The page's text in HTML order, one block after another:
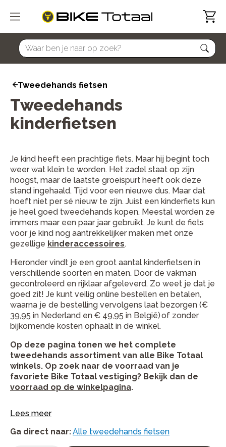
home
Tweedehands fietsen
Tweedehands
kinderfietsen
Je kind heeft een prachtige fiets. Maar hij begint toch
weer wat klein te worden. Het zadel staat op zijn
hoogst, maar de laatste groeispurt heeft ook deze
stand ingehaald. Tijd voor een nieuwe dus. Maar dat
hoeft niet per sé nieuw te zijn. Juist een kinderfiets kun
je heel goed tweedehands kopen. Meestal worden ze
immers maar een paar jaar gebruikt. Je kunt de fiets
voor je kind nog aantrekkelijker maken met onze
gezellige kinderaccessoires.
Hieronder vindt je een groot aantal kinderfietsen in
verschillende soorten en maten. Door de vakman
gecontroleerd en rijklaar afgeleverd. Zo weet je dat je
goed zit! Je kunt veilig online bestellen en betalen,
waarna je de bestelling vervolgens laat bezorgen (€
39,95 in Nederland en € 49,95 in België) of zonder
bijkomende kosten ophaalt in de winkel.
Op deze pagina tonen we het complete
tweedehands assortiment van alle Bike Totaal
winkels. Op zoek naar de voorraad van je
favoriete Bike Totaal vestiging? Bekijk dan de
voorraad op de winkelpagina.
Lees meer
Ga direct naar:Alle tweedehands fietsen